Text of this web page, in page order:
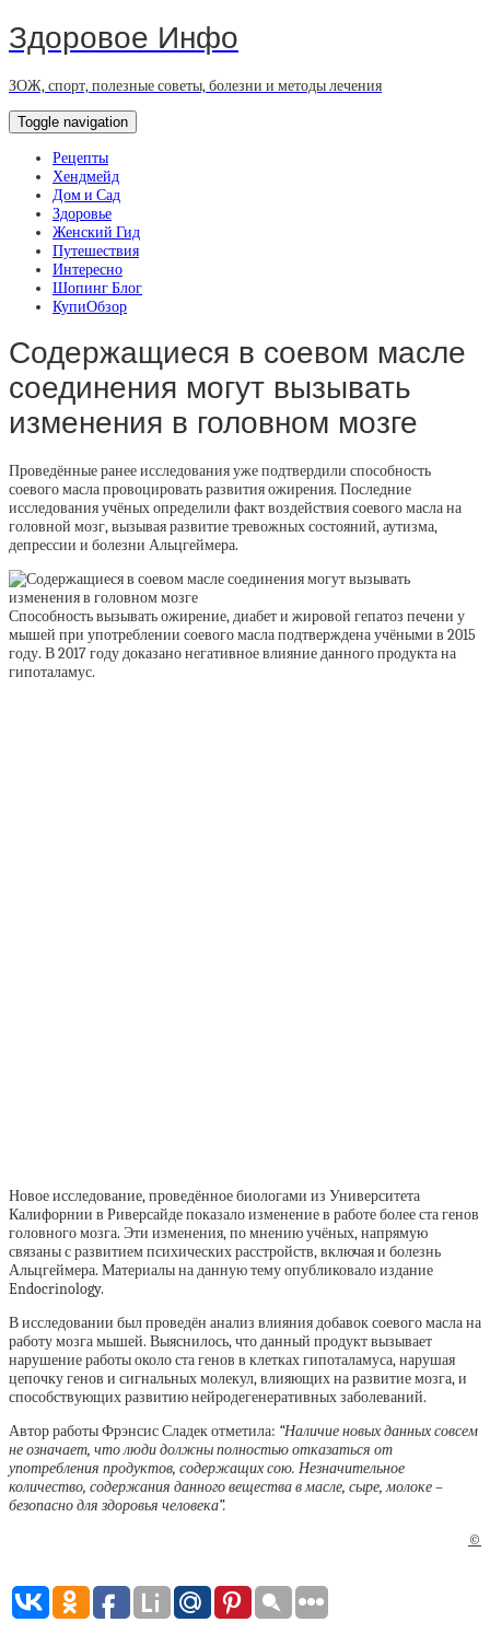
Здоровое Инфо
ЗОЖ, спорт, полезные советы, болезни и методы лечения
Toggle navigation
Рецепты
Хендмейд
Дом и Сад
Здоровье
Женский Гид
Путешествия
Интересно
Шопинг Блог
КупиОбзор
Содержащиеся в соевом масле
соединения могут вызывать
изменения в головном мозге
Проведённые ранее исследования уже подтвердили способность
соевого масла провоцировать развития ожирения. Последние
исследования учёных определили факт воздействия соевого масла на
головной мозг, вызывая развитие тревожных состояний, аутизма,
депрессии и болезни Альцгеймера.
Способность вызывать ожирение, диабет и жировой гепатоз печени у
мышей при употреблении соевого масла подтверждена учёными в 2015
году. В 2017 году доказано негативное влияние данного продукта на
гипоталамус.
Новое исследование, проведённое биологами из Университета
Калифорнии в Риверсайде показало изменение в работе более ста генов
головного мозга. Эти изменения, по мнению учёных, напрямую
связаны с развитием психических расстройств, включая и болезнь
Альцгеймера. Материалы на данную тему опубликовало издание
Endocrinology.
В исследовании был проведён анализ влияния добавок соевого масла на
работу мозга мышей. Выяснилось, что данный продукт вызывает
нарушение работы около ста генов в клетках гипоталамуса, нарушая
цепочку генов и сигнальных молекул, влияющих на развитие мозга, и
способствующих развитию нейродегенеративных заболеваний.
Автор работы Фрэнсис Сладек отметила: “Наличие новых данных совсем
не означает, что люди должны полностью отказаться от
употребления продуктов, содержащих сою. Незначительное
количество, содержания данного вещества в масле, сыре, молоке –
безопасно для здоровья человека”.
©